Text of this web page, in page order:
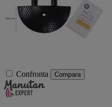
Confronta Compara